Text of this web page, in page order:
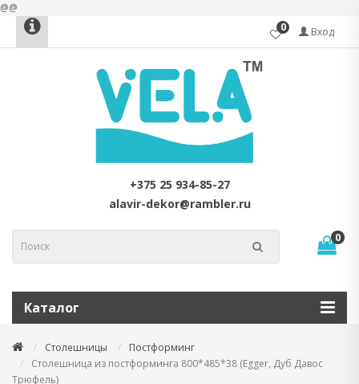
@@
Вход
0
+375 25 934-85-27
alavir-dekor@rambler.ru
0
Каталог
Столешницы
Постформинг
Столешница из постформинга 800*485*38 (Egger, Дуб Давос
Трюфель)